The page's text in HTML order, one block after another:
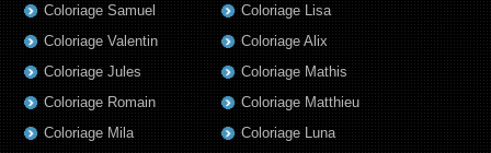
Coloriage Samuel
Coloriage Valentin
Coloriage Jules
Coloriage Romain
Coloriage Mila
Coloriage Lisa
Coloriage Alix
Coloriage Mathis
Coloriage Matthieu
Coloriage Luna